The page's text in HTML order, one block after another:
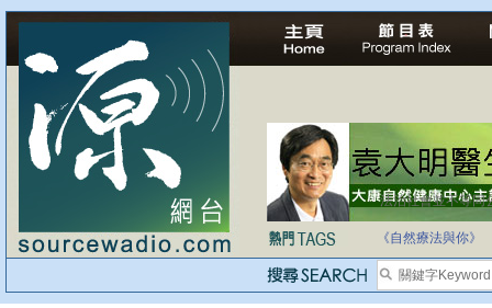
法治社會並不等同
《自然療法與你》